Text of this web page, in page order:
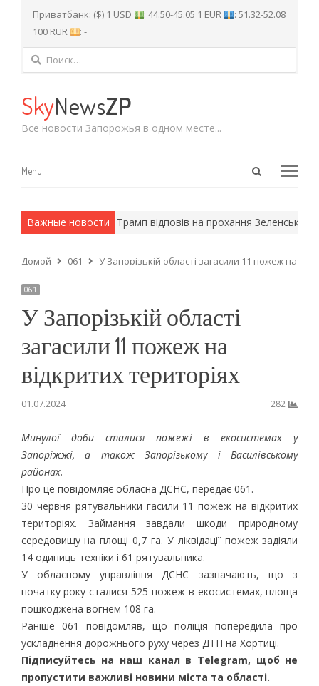
Приватбанк: ($) 1 USD : 44.50-45.05 1 EUR
: 51.32-52.08
100 RUR
: -
Найти:
SkyNewsZP
Все новости Запорожья в одном месте...
Open
Menu
Menu
Важные новости
методы. Трамп відповів на прохання Зеленського
Домой 061 У Запорізькій області загасили 11 пожеж на
061
У Запорізькій області
загасили 11 пожеж на
відкритих територіях
01.07.2024 282
Минулої доби сталися пожежі в екосистемах у
Запоріжжі, а також Запорізькому і Василівському
районах.
Про це повідомляє обласна ДСНС, передає 061.
30 червня рятувальники гасили 11 пожеж на відкритих
територіях. Займання завдали шкоди природному
середовищу на площі 0,7 га. У ліквідації пожеж задіяли
14 одиниць техніки і 61 рятувальника.
У обласному управління ДСНС зазначають, що з
початку року сталися 525 пожеж в екосистемах, площа
пошкоджена вогнем 108 га.
Раніше 061 повідомляв, що поліція попередила про
ускладнення дорожнього руху через ДТП на Хортиці.
Підписуйтесь на наш канал в Telegram, щоб не
пропустити важливі новини міста та області.